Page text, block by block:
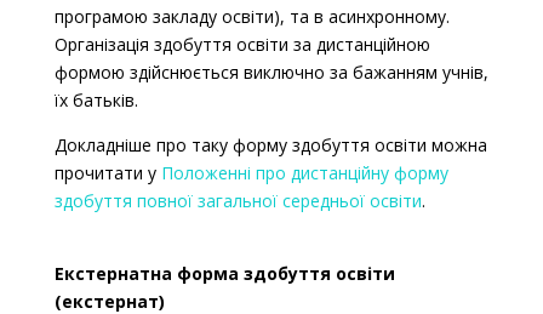
програмою закладу освіти), та в асинхронному.
Організація здобуття освіти за дистанційною
формою здійснюється виключно за бажанням учнів,
їх батьків.
Докладніше про таку форму здобуття освіти можна
прочитати у Положенні про дистанційну форму
здобуття повної загальної середньої освіти.
Екстернатна форма здобуття освіти
(екстернат)